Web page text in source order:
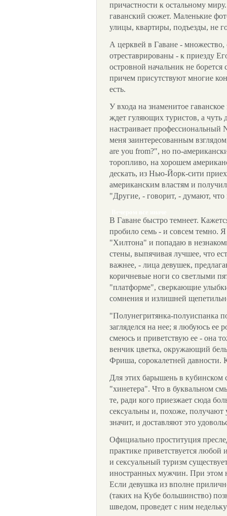
причастности к остальному
гаванский сюжет. Маленькие
улицы, квартиры, подъезды, не
А церквей в Гаване -
отреставрированы - к приезду
островной начальник не
причем присутствуют многие
есть.
У входа на знаменитое
ждет гуляющих туристов, а чуть
настраивает профессиональный
меня заинтересованным
are you from?", но по-
торопливо, на хорошем
дескать, из Нью-Йорк-сити
американским властям и
"Другие, - говорит, - думают,
В Гаване быстро темнеет.
пробило семь - и совсем темно.
"Хилтона" и попадаю в
стены, выпячивая лучшее, что
важнее, - лица девушек,
коричневые ноги со светлыми
"платформе", сверкающие
сомнения и излишней
"Полунегритянка-полуиспанка
загляделся на нее; я любуюсь ее
смеюсь и приветствую ее - она
венчик цветка, окружающий
Фриша, сорокалетней давности.
Для этих барышень в кубинском
"хинетера". Что в буквальном
те, ради кого приезжает сюда
сексуальны и, похоже, получают
значит, и доставляют это
Официально проституция
практике приветствуется любой
и сексуальный туризм
иностранных мужчин. При этом
Если девушка из вполне
(таких на Кубе большинство)
шведом, проведет с ним